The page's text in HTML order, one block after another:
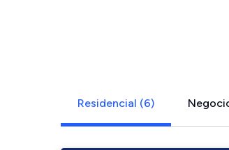
Residencial (6)